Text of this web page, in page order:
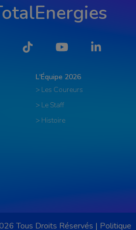
Tiktok YouTube LinkedIn
L'Équipe 2026
> Les Coureurs
> Le Staff
> Histoire
Tous Droits Réservés | Politique